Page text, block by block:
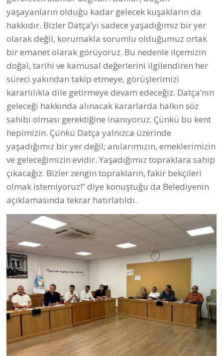
Çomarlık’ta Kanalizasyon Sorununu Çözdük
Açıklama'da Datça’nın Çomarlık Mevkii’nde uzun
yıllardır süregelen kanalizasyon sorununu çözüme
kavuşturan MUSKİ Genel Müdürlüğü ile Datça
Belediyesi yetkilileri, Halk Konseyi toplantısında
vatandaşlarla bir araya gelerek talep ve önerileri
dinlediği belirtildi.
Vatandaşlarla yapılan toplantıda, bölgeye 4 bin
metre uzunluğunda yeni kanalizasyon hattı inşa
edildiği bildirildi. Yaklaşık 900 hanenin
faydalanacağı yeni kanalizasyon altyapısının
tamamlanmasının ardından, MUSKİ Genel
Müdürlüğü Planlama Yatırım ve İnşaat Dairesi
Başkanı Cem Yaşar ve Datça Belediyesi Başkan
Yardımcısı Mutlu Gündoğan, bölge halkıyla Çomarlık
Mahalle Meclisi toplantısında bir araya gelerek